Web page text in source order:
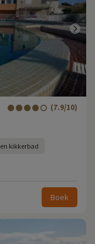
(7.9/10)
kikkerbad
Boek